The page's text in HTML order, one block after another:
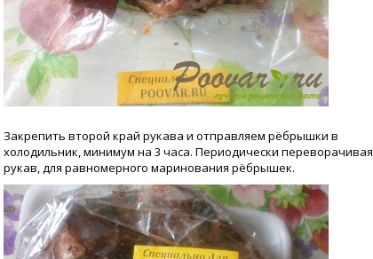
Закрепить второй край рукава и отправляем рёбрышки в
холодильник, минимум на 3 часа. Периодически переворачивая
рукав, для равномерного маринования рёбрышек.